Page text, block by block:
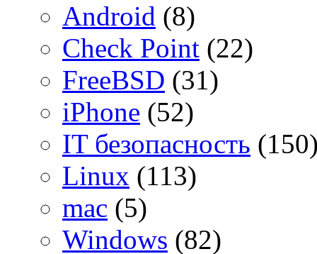
Android (8)
Check Point (22)
FreeBSD (31)
iPhone (52)
IT безопасность
Linux (113)
mac (5)
Windows (82)